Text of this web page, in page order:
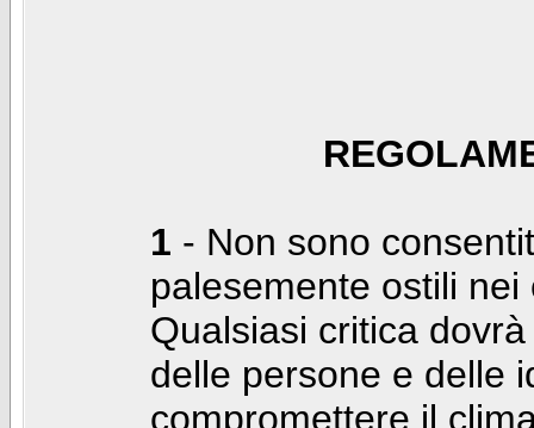
1 - Non sono
palesemente ostili
Qualsiasi critica
delle persone e delle
compromettere il